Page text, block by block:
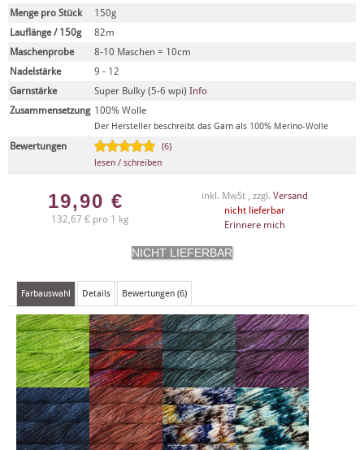
Menge pro Stück
150g
Lauflänge / 150g
82m
Maschenprobe
8-10 Maschen = 10cm
Nadelstärke
9 - 12
Garnstärke
Super Bulky (5-6 wpi) Info
Zusammensetzung 100% Wolle
Der Hersteller beschreibt das Garn als 100% Merino-Wolle
Bewertungen
(6)
lesen / schreiben
19,90 €
132,67 € pro 1 kg
inkl. MwSt , zzgl. Versand
nicht lieferbar
Erinnere mich
Farbauswahl Details Bewertungen (6)